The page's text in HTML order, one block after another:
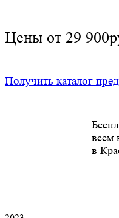
Цены от 29
Получить каталог
всем
в